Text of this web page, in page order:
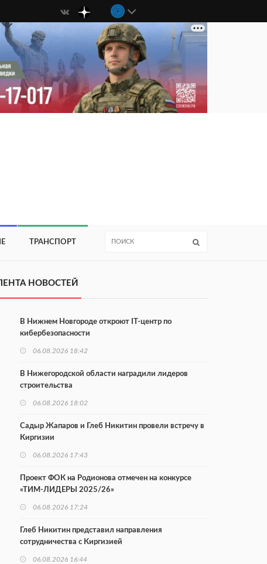
ТРАНСПОРТ
НОВОСТЕЙ
В Нижнем Новгороде откроют IT-центр по
кибербезопасности
06.08.2026 18:42
В Нижегородской области наградили лидеров
строительства
06.08.2026 18:02
Садыр Жапаров и Глеб Никитин провели встречу в
Киргизии
06.08.2026 17:43
Проект ФОК на Родионова отмечен на конкурсе
«ТИМ-ЛИДЕРЫ 2025/26»
06.08.2026 17:24
Глеб Никитин представил направления
сотрудничества с Киргизией
06.08.2026 16:44